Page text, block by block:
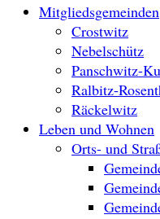
Mitgliedsgemeinden
Crostwitz
Nebelschütz
Panschwitz-
Ralbitz-
Räckelwitz
Leben und Wohnen
Orts- und